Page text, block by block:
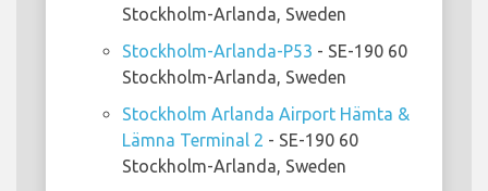
Stockholm-Arlanda, Sweden
Stockholm-Arlanda-P53 - SE-190 60
Stockholm-Arlanda, Sweden
Stockholm Arlanda Airport Hämta &
Lämna Terminal 2 - SE-190 60
Stockholm-Arlanda, Sweden